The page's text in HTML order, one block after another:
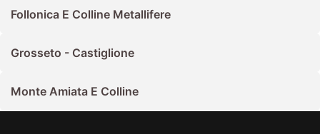
Follonica E Colline Metallifere
Grosseto - Castiglione
Monte Amiata E Colline